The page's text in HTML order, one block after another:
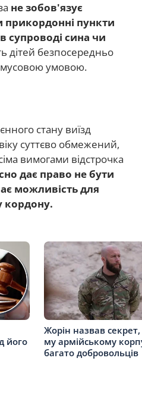
не зобов'язує
прикордонні пункти
супроводі сина чи
дітей безпосередньо
умовою.
стану виїзд
суттєво обмежений,
вимогами відстрочка
дає право не бути
можливість для
кордону.
його
Жорін назвав
му армійському
багато добровольців